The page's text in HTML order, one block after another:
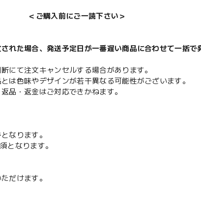
＜ご購入前にご一読下さい＞
れた場合、発送予定日が一番遅い商品に合わせて一括で
にて注文キャンセルする場合があります。
は色味やデザインが若干異なる可能性がございます。
品・返金はご対応できかねます。
なります。
となります。
だけます。